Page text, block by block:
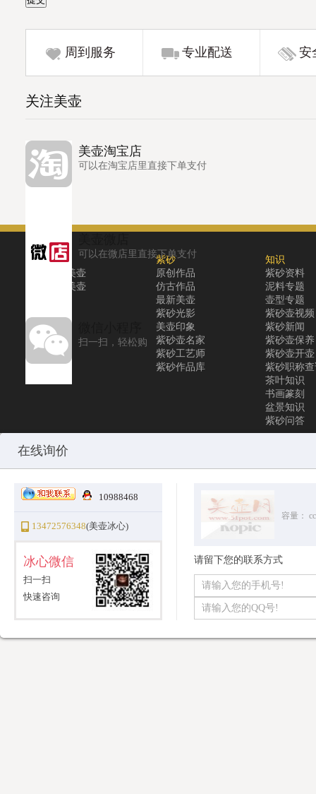
周到服务 专业配送 安
关注美壶
美壶淘宝店
可以在淘宝店里直接下单支付
可以在微店里直接下单支付
扫一扫，轻松购
关于
关于美壶
联系美壶
紫砂
原创作品
仿古作品
最新美壶
紫砂光影
美壶印象
紫砂壶名家
紫砂工艺师
紫砂作品库
知识
紫砂资料
泥料专题
壶型专题
紫砂壶视频
紫砂新闻
紫砂壶保养
紫砂壶开壶
紫砂职称
茶叶知识
书画篆刻
盆景知识
紫砂问答
媒体宣传部：0.00020003318786621
Copyright © 2010-2026 All Rights Reserved沪ICP备12031096号-1美
在线询价
10988468
13472576348(美壶冰心)
冰心微信
扫一扫
快速咨询
容量： cc
请留下您的联系方式